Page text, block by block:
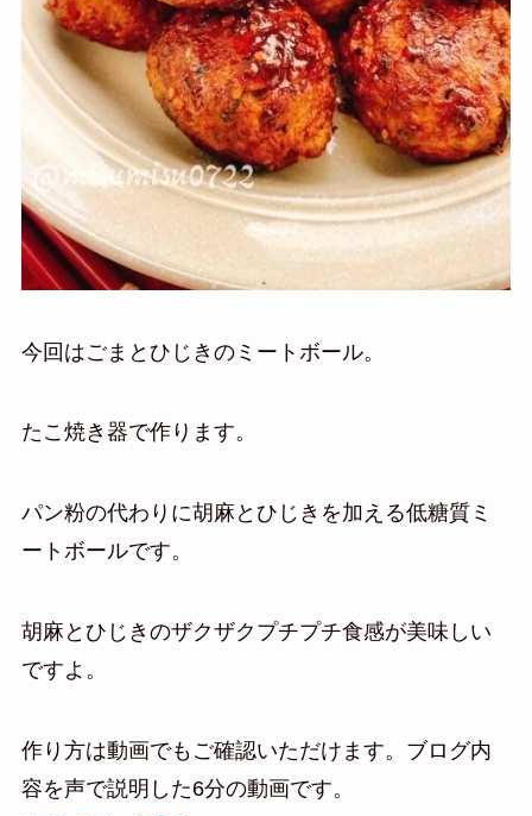
今回はごまとひじきのミートボール。
たこ焼き器で作ります。
パン粉の代わりに胡麻とひじきを加える低糖質ミ
ートボールです。
胡麻とひじきのザクザクプチプチ食感が美味しい
ですよ。
作り方は動画でもご確認いただけます。ブログ内
容を声で説明した6分の動画です。